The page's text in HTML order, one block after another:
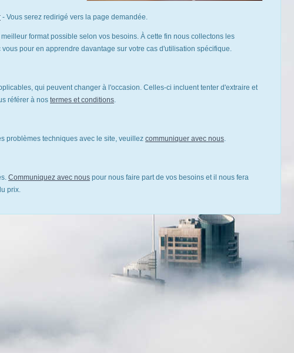
- Vous serez redirigé vers la page demandée.
format possible selon vos besoins. À cette fin nous collectons les
pour en apprendre davantage sur votre cas d'utilisation spécifique.
qui peuvent changer à l'occasion. Celles-ci incluent tenter d'extraire et
référer à nos termes et conditions.
problèmes techniques avec le site, veuillez communiquer avec nous.
Communiquez avec nouspour nous faire part de vos besoins et il nous fera
prix.